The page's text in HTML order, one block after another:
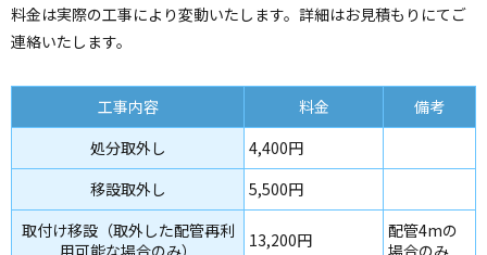
料金は実際の工事により変動いたします。詳細はお見積もりにてご
連絡いたします。
工事内容 料金
備考
処分取外し
4,400円
移設取外し
5,500円
取付け移設（取外した配管再利
13,200円
配管4mの